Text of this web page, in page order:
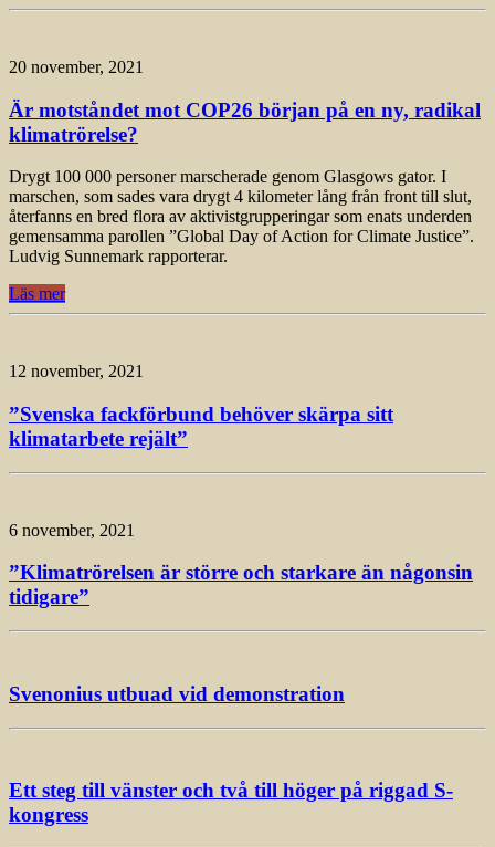
Är motståndet mot COP26 början på en ny, radikal
klimatrörelse?
Drygt 100 000 personer marscherade genom Glasgows gator. I
marschen, som sades vara drygt 4 kilometer lång från front till slut,
återfanns en bred flora av aktivistgrupperingar som enats underden
gemensamma parollen ”Global Day of Action for Climate Justice”.
Läs mer
”Svenska fackförbund behöver skärpa sitt
klimatarbete rejält”
”Klimatrörelsen är större och starkare än någonsin
tidigare”
Svenonius utbuad vid demonstration
Ett steg till vänster och två till höger på riggad S-
kongress